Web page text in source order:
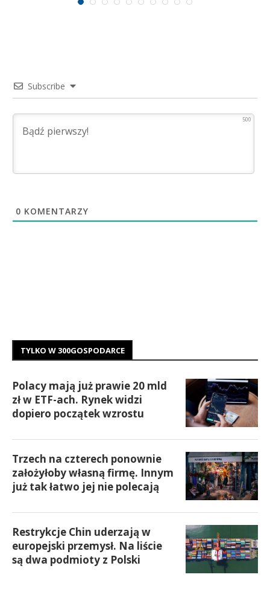
Subscribe
500
0 KOMENTARZY
TYLKO W 300GOSPODARCE
Polacy mają już prawie 20 mld
zł w ETF-ach. Rynek widzi
dopiero początek wzrostu
Trzech na czterech ponownie
założyłoby własną firmę. Innym
już tak łatwo jej nie polecają
Restrykcje Chin uderzają w
europejski przemysł. Na liście
są dwa podmioty z Polski